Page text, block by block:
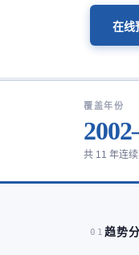
在线
覆盖年份
共 11 年连
01 趋势